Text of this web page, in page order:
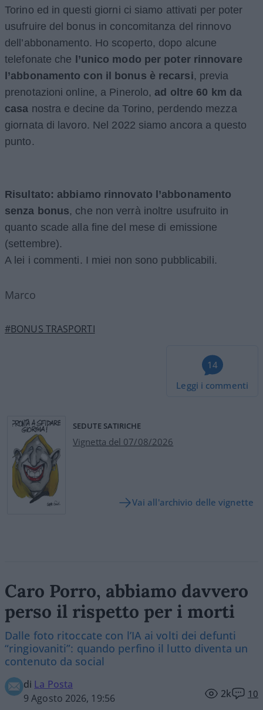
Torino ed in questi giorni ci siamo attivati per poter
usufruire del bonus in concomitanza del rinnovo
dell’abbonamento. Ho scoperto, dopo alcune
telefonate che l’unico modo per poter rinnovare
l’abbonamento con il bonus è recarsi, previa
prenotazioni online, a Pinerolo, ad oltre 60 km da
casa nostra e decine da Torino, perdendo mezza
giornata di lavoro. Nel 2022 siamo ancora a questo
punto.
Risultato: abbiamo rinnovato l’abbonamento
senza bonus, che non verrà inoltre usufruito in
quanto scade alla fine del mese di emissione
(settembre).
A lei i commenti. I miei non sono pubblicabili.
Marco
#BONUS TRASPORTI
14
Leggi i commenti
SEDUTE SATIRICHE
Vignetta del 07/08/2026
Vai all'archivio delle vignette
Caro Porro, abbiamo davvero
perso il rispetto per i morti
Dalle foto ritoccate con l’IA ai volti dei defunti
“ringiovaniti”: quando perfino il lutto diventa un
contenuto da social
di La Posta
9 Agosto 2026, 19:56
2k 10